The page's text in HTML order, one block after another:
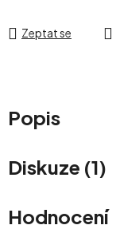
Zeptat se
Popis
Diskuze (1)
Hodnocení